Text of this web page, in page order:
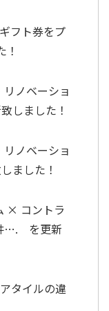
フト券をプ
リノベーショ
しました！
リノベーショ
ました！
× コントラ
…. を更新
タイルの違